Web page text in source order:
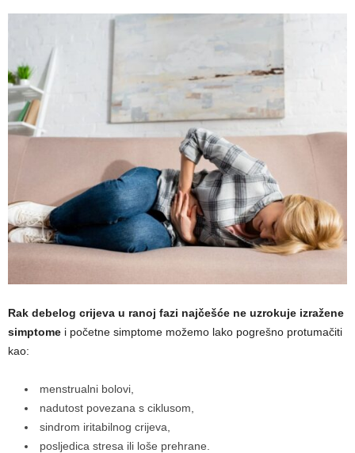
Rak debelog crijeva u ranoj fazi najčešće ne uzrokuje izražene
simptome i početne simptome možemo lako pogrešno protumačiti
kao:
menstrualni bolovi,
nadutost povezana s ciklusom,
sindrom iritabilnog crijeva,
posljedica stresa ili loše prehrane.